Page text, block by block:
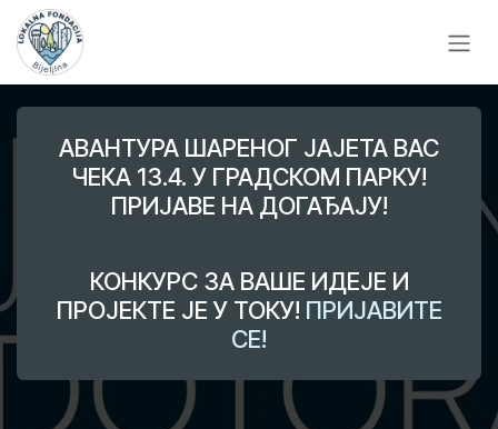
Skip to Content
АВАНТУРА ШАРЕНОГ ЈАЈЕТА ВАС
ЧЕКА 13.4. У ГРАДСКОМ ПАРКУ!
ПРИЈАВЕ НА ДОГАЂАЈУ!
КОНКУРС ЗА ВАШЕ ИДЕЈЕ И
ПРОЈЕКТЕ ЈЕ У ТОКУ! ПРИЈАВИТЕ
СЕ!